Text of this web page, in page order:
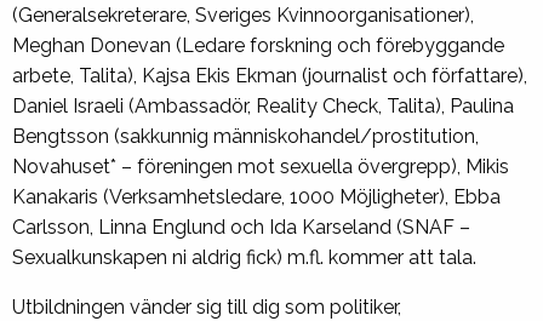
(Generalsekreterare, Sveriges Kvinnoorganisationer),
Meghan Donevan (Ledare forskning och förebyggande
arbete, Talita), Kajsa Ekis Ekman (journalist och författare),
Daniel Israeli (Ambassadör, Reality Check, Talita), Paulina
Bengtsson (sakkunnig människohandel/prostitution,
Novahuset* – föreningen mot sexuella övergrepp), Mikis
Kanakaris (Verksamhetsledare, 1000 Möjligheter), Ebba
Carlsson, Linna Englund och Ida Karseland (SNAF –
Sexualkunskapen ni aldrig fick) m.fl. kommer att tala.
Utbildningen vänder sig till dig som politiker,